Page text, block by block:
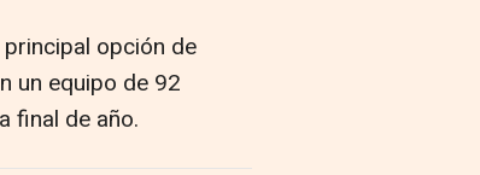
opción de
un equipo de 92
final de año.